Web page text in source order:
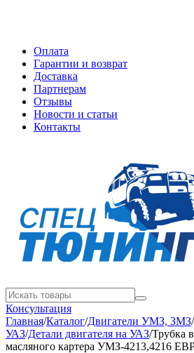
Оплата
Гарантии и возврат
Доставка
Партнерам
Отзывы
Новости и статьи
Контакты
Консультация
Главная/Каталог/Двигатели УМЗ, ЗМЗ/
УАЗ/Детали двигателя на УАЗ/Трубка
масляного картера УМЗ-4213,4216